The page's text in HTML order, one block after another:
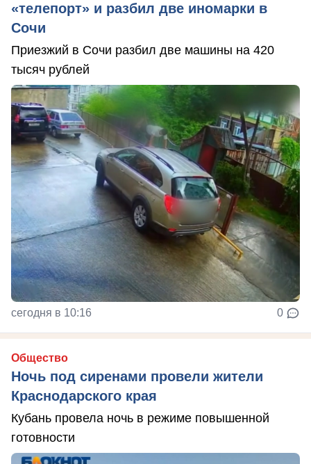
«телепорт» и разбил две иномарки в
Сочи
Приезжий в Сочи разбил две машины на 420
тысяч рублей
сегодня в 10:16 0
Общество
Ночь под сиренами провели жители
Краснодарского края
Кубань провела ночь в режиме повышенной
готовности